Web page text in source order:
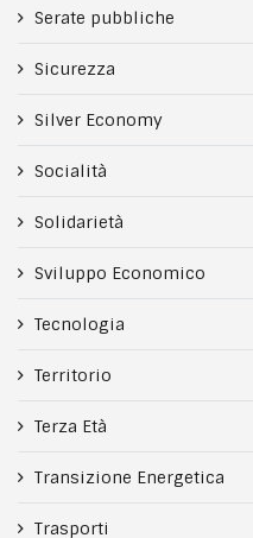
Serate pubbliche
Sicurezza
Silver Economy
Socialità
Solidarietà
Sviluppo Economico
Tecnologia
Territorio
Terza Età
Transizione Energetica
Trasporti